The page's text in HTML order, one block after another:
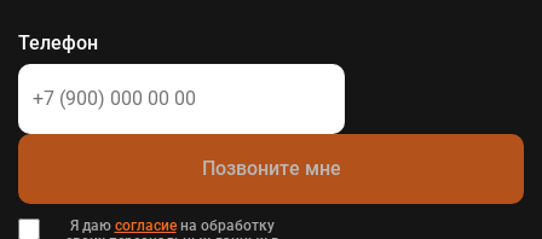
Телефон
Позвоните мне
Я даю согласиена обработку